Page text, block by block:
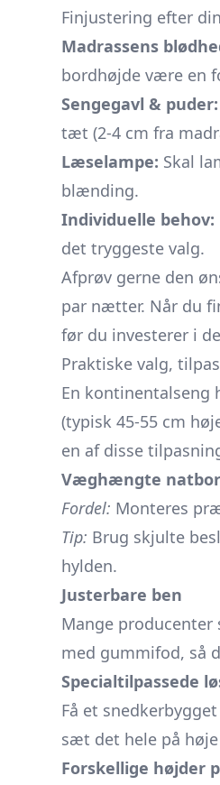
Finjustering efter
Madrassens
bordhøjde være en
Sengegavl & puder:
tæt (2-4 cm fra
Læselampe: Skal
blænding.
Individuelle behov:
det tryggeste valg.
Afprøv gerne den
par nætter. Når du
før du investerer i
Praktiske valg,
En kontinentalseng
(typisk 45-55 cm
en af disse
Væghængte
Fordel: Monteres
Tip: Brug skjulte
hylden.
Justerbare ben
Mange
med gummifod, så
Specialtilpassede
Få et
sæt det hele på
Forskellige højder